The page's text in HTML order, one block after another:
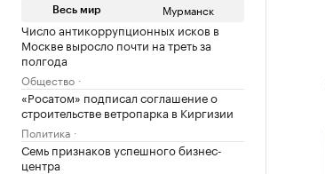
Весь мир Мурманск
Число антикоррупционных исков в
Москве выросло почти на треть за
полгода
Общество
«Росатом» подписал соглашение о
строительстве ветропарка в Киргизии
Политика
Семь признаков успешного бизнес-
центра